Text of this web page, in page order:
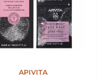
APIVITA